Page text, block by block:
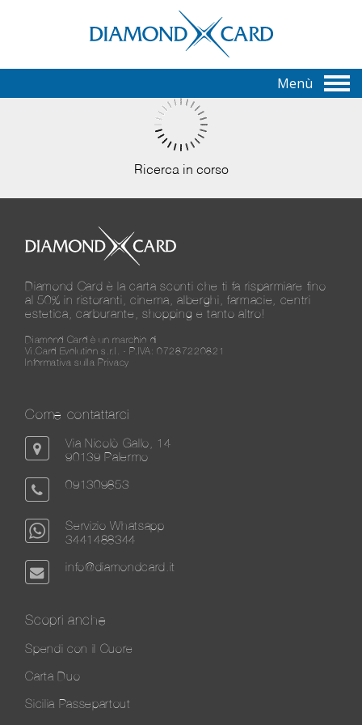
Menù
Ricerca in corso
Diamond Card è la carta sconti che ti fa risparmiare fino
al 50% in ristoranti, cinema, alberghi, farmacie, centri
estetica, carburante, shopping e tanto altro!
Diamond Card è un marchio di
Vi.Card Evolution s.r.l. - P.IVA: 07287220821
Informativa sulla Privacy
Come contattarci
Via Nicolò Gallo, 14
90139 Palermo
091309853
Servizio Whatsapp
3441488344
info@diamondcard.it
Scopri anche
Spendi con il Cuore
Carta Duo
Sicilia Passepartout